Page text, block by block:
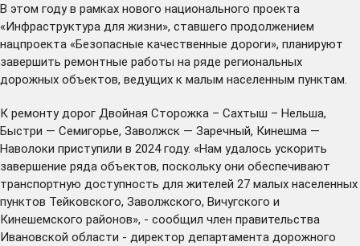
В этом году в рамках нового национального проекта
«Инфраструктура для жизни», ставшего продолжением
нацпроекта «Безопасные качественные дороги», планируют
завершить ремонтные работы на ряде региональных
дорожных объектов, ведущих к малым населенным пунктам.
К ремонту дорог Двойная Сторожка – Сахтыш – Нельша,
Быстри — Семигорье, Заволжск — Заречный, Кинешма —
Наволоки приступили в 2024 году. «Нам удалось ускорить
завершение ряда объектов, поскольку они обеспечивают
транспортную доступность для жителей 27 малых населенных
пунктов Тейковского, Заволжского, Вичугского и
Кинешемского районов», - сообщил член правительства
Ивановской области - директор департамента дорожного